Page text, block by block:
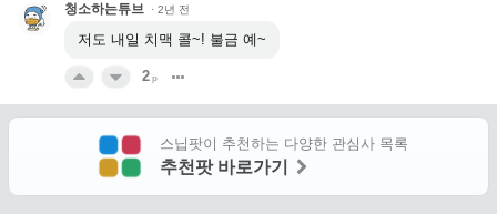
청소하는튜브 ·2년 전
저도 내일 치맥 콜~! 불금 예~
2 p
스닙팟이 추천하는 다양한 관심사 목록
추천팟 바로가기